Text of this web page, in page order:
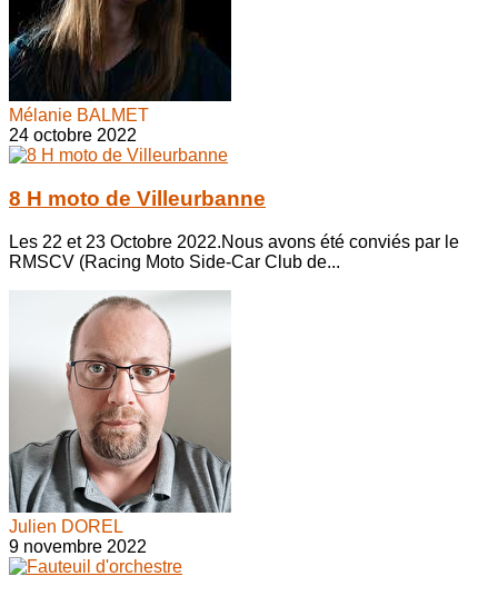
Mélanie BALMET
24 octobre 2022
8 H moto de Villeurbanne
Les 22 et 23 Octobre 2022.Nous avons été conviés par le
RMSCV (Racing Moto Side-Car Club de...
Julien DOREL
9 novembre 2022